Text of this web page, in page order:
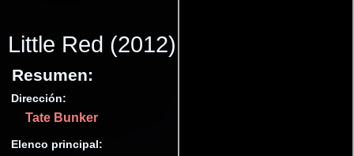
Little Red (2012)
Resumen:
Dirección:
Tate Bunker
Elenco principal: